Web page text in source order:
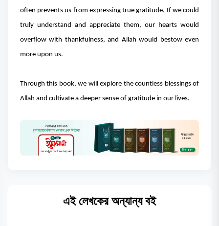
often prevents us from expressing true gratitude. If we could
truly understand and appreciate them, our hearts would
overflow with thankfulness, and Allah would bestow even
more upon us.
Through this book, we will explore the countless blessings of
Allah and cultivate a deeper sense of gratitude in our lives.
এই লেখকের অন্যান্য বই